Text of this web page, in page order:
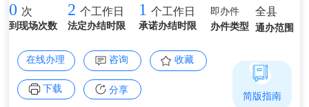
0 次
到现场次数
2 个工作日
法定办结时限
1 个工作日
承诺办结时限
即办件
办件类型
全县
通办范围
在线办理 咨询 收藏
下载 分享 简版指南